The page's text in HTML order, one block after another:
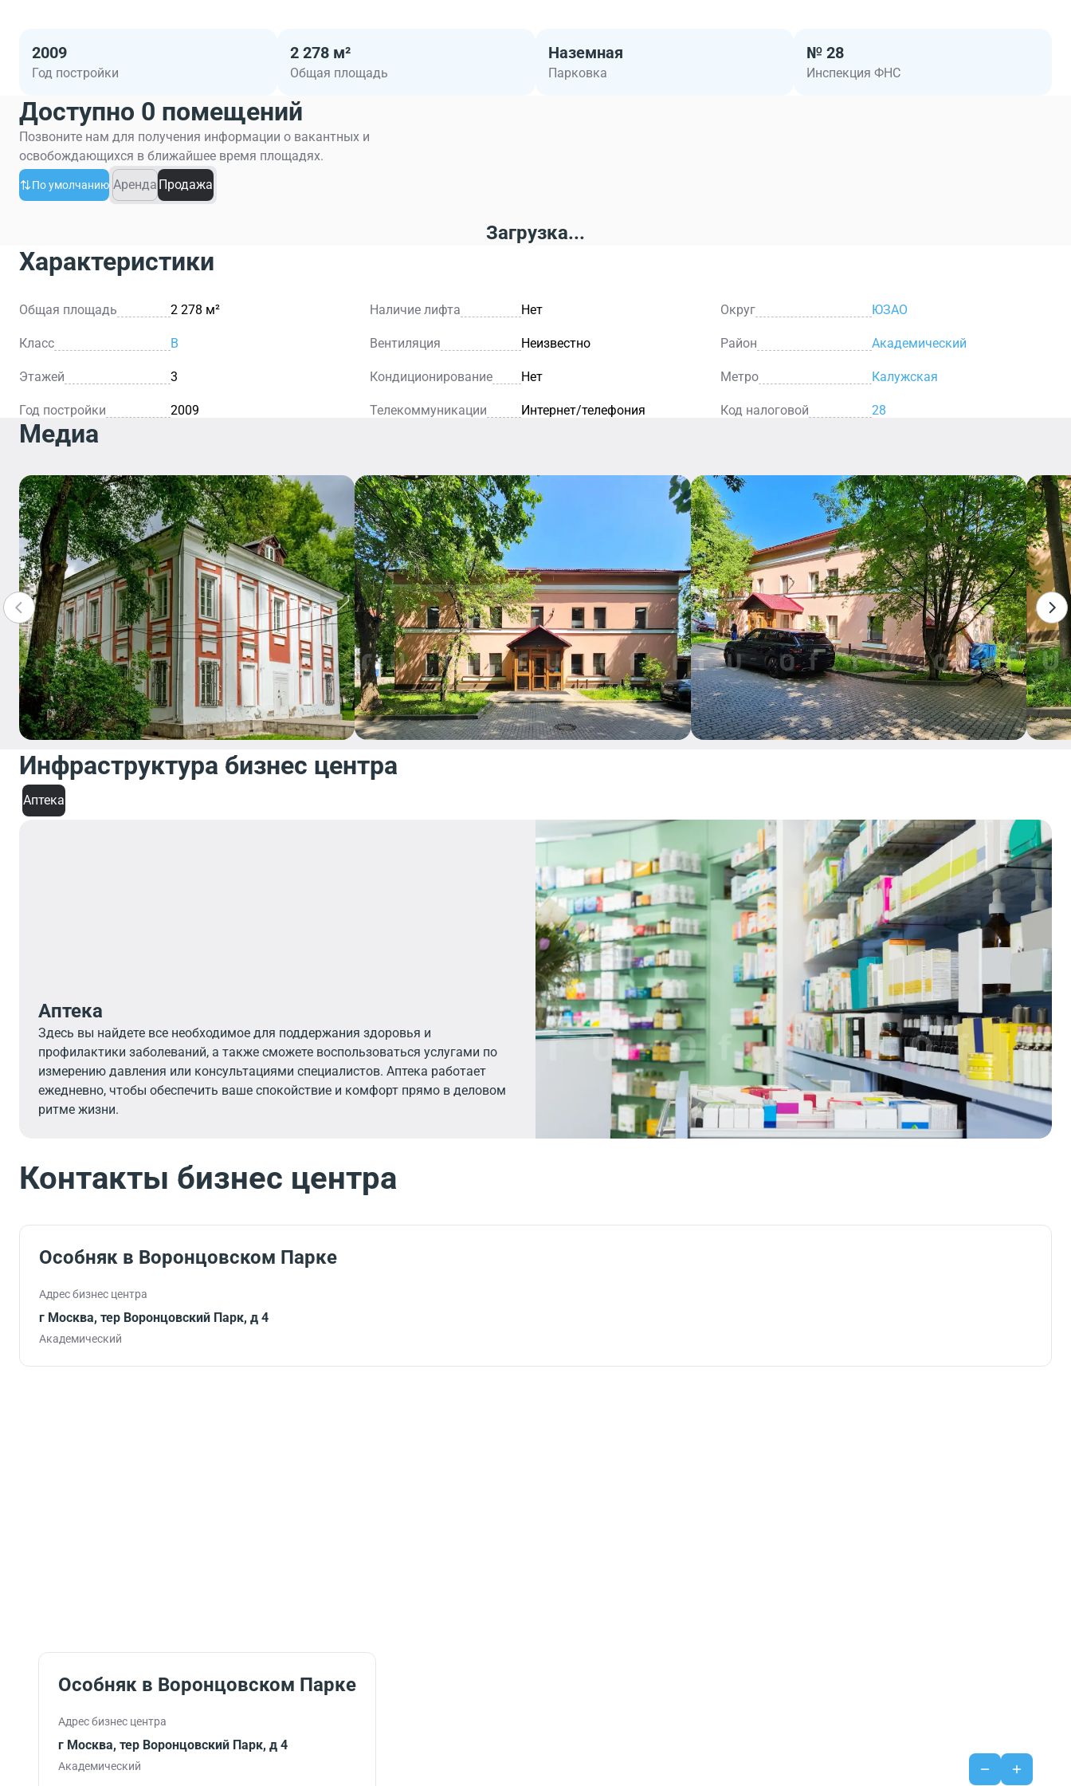
инфраструктура района и наличие зеленой зоны в шаговой доступности создают
комфортные условия для работы персонала.
2009
Год постройки
2 278 м²
Общая площадь
Наземная
Парковка
№ 28
Инспекция ФНС
Доступно 0 помещений
Позвоните нам для получения информации о вакантных и
освобождающихся в ближайшее время площадях.
По умолчанию Аренда Продажа
Загрузка...
Характеристики
Общая площадь 2 278 м² Наличие лифта Нет Округ ЮЗАО
Класс B Вентиляция Неизвестно Район Академический
Этажей 3 Кондиционирование Нет Метро Калужская
Год постройки 2009 Телекоммуникации Интернет/телефония Код налоговой 28
Медиа
Инфраструктура бизнес центра
Аптека
Аптека
Здесь вы найдете все необходимое для поддержания здоровья и
профилактики заболеваний, а также сможете воспользоваться услугами по
измерению давления или консультациями специалистов. Аптека работает
ежедневно, чтобы обеспечить ваше спокойствие и комфорт прямо в деловом
ритме жизни.
Контакты бизнес центра
Особняк в Воронцовском Парке
Адрес бизнес центра
г Москва, тер Воронцовский Парк, д 4
Академический
Особняк в Воронцовском Парке
Адрес бизнес центра
г Москва, тер Воронцовский Парк, д 4
Академический